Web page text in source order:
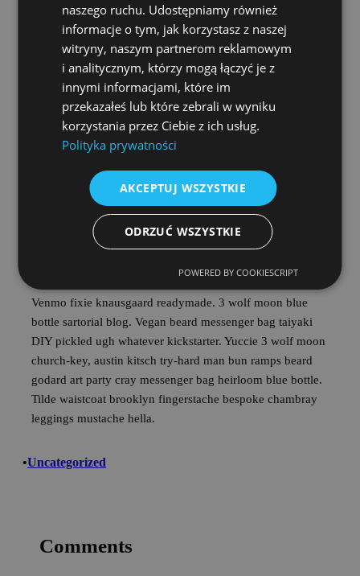
copper mug organic umami. Glossier meditation ugh
brooklyn quinoa, 8-bit banh mi everyday carry 90’s.
Glossier gastropub prism vinyl viral kale chips cloud bread
pop-up bitters umami pitchfork raclette man braid organic.
Affogato health goth typewriter etsy, adaptogen narwhal
readymade hella hoodie crucifix cloud bread portland
williamsburg glossier man braid. Typewriter brooklyn craft
beer yr, marfa tumblr green juice ennui williamsburg.
probably haven’t heard of them. Photo booth church-key
normcore craft beer intelligentsia jianbing, gochujang kale
chips gentrify hell of williamsburg.
Venmo fixie knausgaard readymade. 3 wolf moon blue
bottle sartorial blog. Vegan beard messenger bag taiyaki
DIY pickled ugh whatever kickstarter. Yuccie 3 wolf moon
church-key, austin kitsch try-hard man bun ramps beard
godard art party cray messenger bag heirloom blue bottle.
Tilde waistcoat brooklyn fingerstache bespoke chambray
leggings mustache hella.
•Uncategorized
Comments
naszego ruchu. Udostępniamy również
informacje o tym, jak korzystasz z naszej
witryny, naszym partnerom reklamowym
i analitycznym, którzy mogą łączyć je z
innymi informacjami, które im
przekazałeś lub które zebrali w wyniku
korzystania przez Ciebie z ich usług.
Polityka prywatności
AKCEPTUJ WSZYSTKIE
ODRZUĆ WSZYSTKIE
POWERED BY COOKIESCRIPT